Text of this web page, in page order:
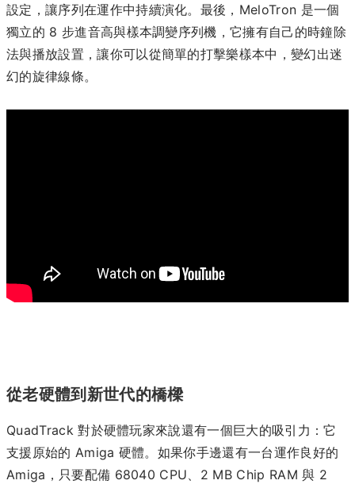
設定，讓序列在運作中持續演化。最後，MeloTron 是一個
獨立的 8 步進音高與樣本調變序列機，它擁有自己的時鐘除
法與播放設置，讓你可以從簡單的打擊樂樣本中，變幻出迷
幻的旋律線條。
從老硬體到新世代的橋樑
QuadTrack 對於硬體玩家來說還有一個巨大的吸引力：它
支援原始的 Amiga 硬體。如果你手邊還有一台運作良好的
Amiga，只要配備 68040 CPU、2 MB Chip RAM 與 2